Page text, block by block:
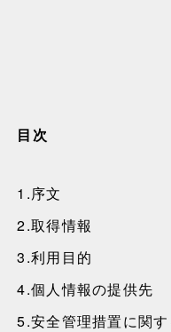
Reports
Columns
目次
1.序文
2.取得情報
3.利用目的
4.個人情報の提供先
5.安全管理措置に関